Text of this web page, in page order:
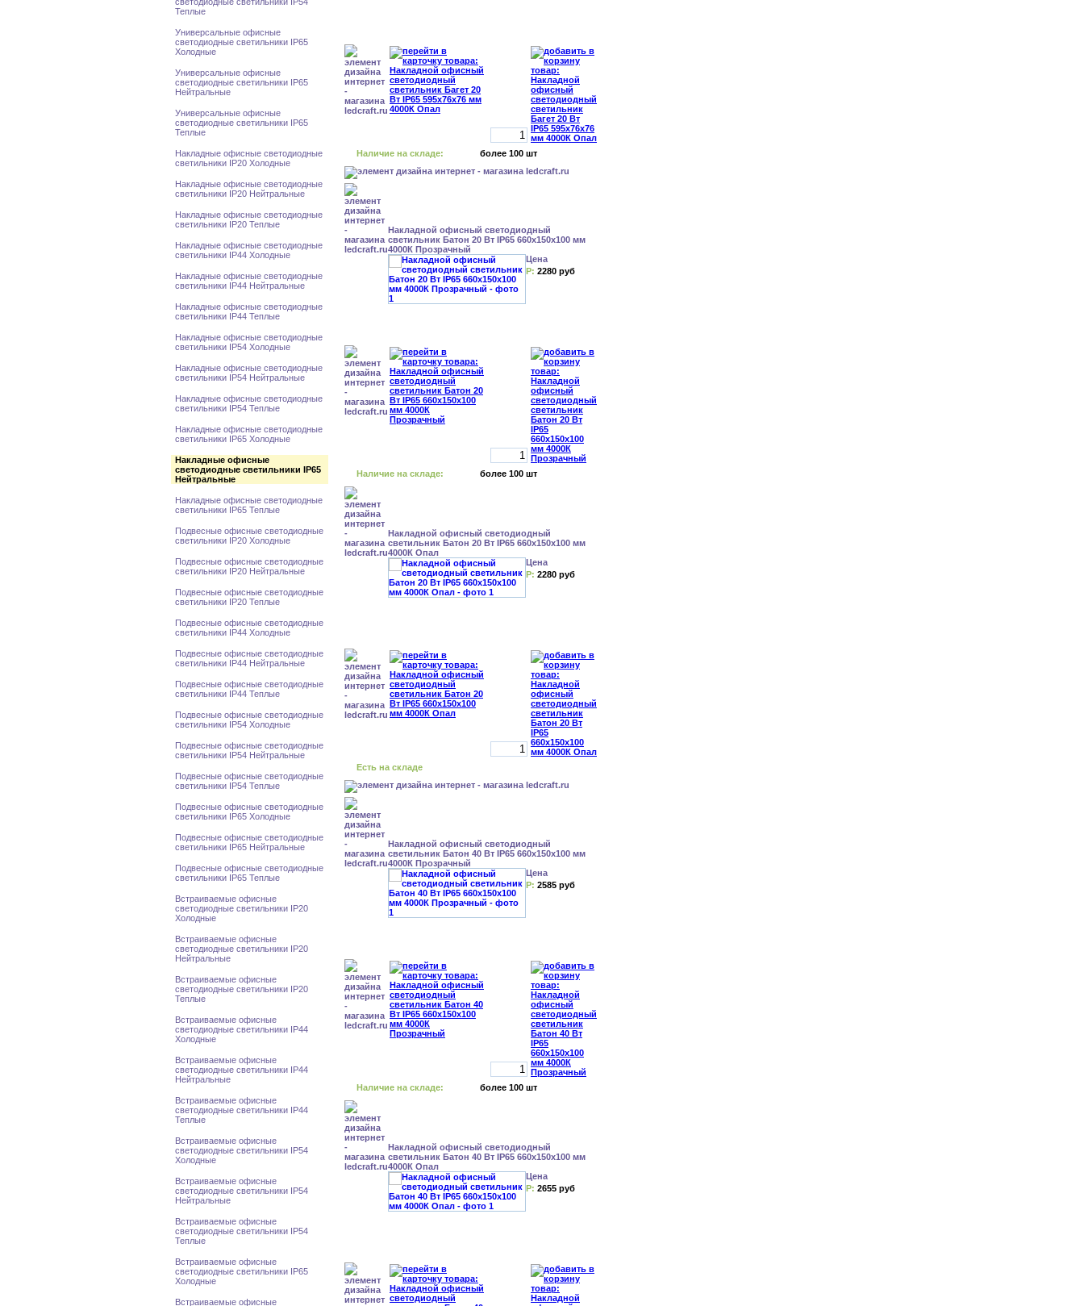
Теплые
Универсальные офисные
светодиодные светильники IP65
Холодные
Универсальные офисные
светодиодные светильники IP65
Нейтральные
Универсальные офисные
светодиодные светильники IP65
Теплые
Накладные офисные светодиодные
светильники IP20 Холодные
Накладные офисные светодиодные
светильники IP20 Нейтральные
Накладные офисные светодиодные
светильники IP20 Теплые
Накладные офисные светодиодные
светильники IP44 Холодные
Накладные офисные светодиодные
светильники IP44 Нейтральные
Накладные офисные светодиодные
светильники IP44 Теплые
Накладные офисные светодиодные
светильники IP54 Холодные
Накладные офисные светодиодные
светильники IP54 Нейтральные
Накладные офисные светодиодные
светильники IP54 Теплые
Накладные офисные светодиодные
светильники IP65 Холодные
Накладные офисные
светодиодные светильники IP65
Нейтральные
Накладные офисные светодиодные
светильники IP65 Теплые
Подвесные офисные светодиодные
светильники IP20 Холодные
Подвесные офисные светодиодные
светильники IP20 Нейтральные
Подвесные офисные светодиодные
светильники IP20 Теплые
Подвесные офисные светодиодные
светильники IP44 Холодные
Подвесные офисные светодиодные
светильники IP44 Нейтральные
Подвесные офисные светодиодные
светильники IP44 Теплые
Подвесные офисные светодиодные
светильники IP54 Холодные
Подвесные офисные светодиодные
светильники IP54 Нейтральные
Подвесные офисные светодиодные
светильники IP54 Теплые
Подвесные офисные светодиодные
светильники IP65 Холодные
Подвесные офисные светодиодные
светильники IP65 Нейтральные
Подвесные офисные светодиодные
светильники IP65 Теплые
Встраиваемые офисные
светодиодные светильники IP20
Холодные
Встраиваемые офисные
светодиодные светильники IP20
Нейтральные
Встраиваемые офисные
светодиодные светильники IP20
Теплые
Встраиваемые офисные
светодиодные светильники IP44
Холодные
Встраиваемые офисные
светодиодные светильники IP44
Нейтральные
Встраиваемые офисные
светодиодные светильники IP44
Теплые
Встраиваемые офисные
светодиодные светильники IP54
Холодные
Встраиваемые офисные
светодиодные светильники IP54
Нейтральные
Встраиваемые офисные
светодиодные светильники IP54
Теплые
Встраиваемые офисные
светодиодные светильники IP65
Холодные
Встраиваемые офисные
Наличие на складе: более 100 шт
Накладной офисный светодиодный
светильник Батон 20 Вт IP65 660x150x100 мм
4000К Прозрачный
Цена
Р: 2280 руб
Наличие на складе: более 100 шт
Накладной офисный светодиодный
светильник Батон 20 Вт IP65 660x150x100 мм
4000К Опал
Цена
Р: 2280 руб
Есть на складе
Накладной офисный светодиодный
светильник Батон 40 Вт IP65 660x150x100 мм
4000К Прозрачный
Цена
Р: 2585 руб
Наличие на складе: более 100 шт
Накладной офисный светодиодный
светильник Батон 40 Вт IP65 660x150x100 мм
4000К Опал
Цена
Р: 2655 руб